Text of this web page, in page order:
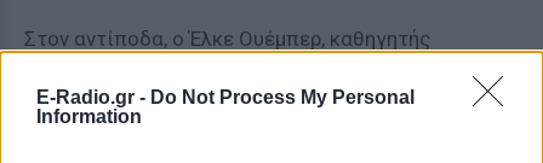
E-Radio.gr - Do Not Process My Personal
Information
Στον αντίποδα, ο Έλκε Ουέμπερ, καθηγητής
ειδικεύεται στον τρόπο που οι άνθρωποι παίρνουν